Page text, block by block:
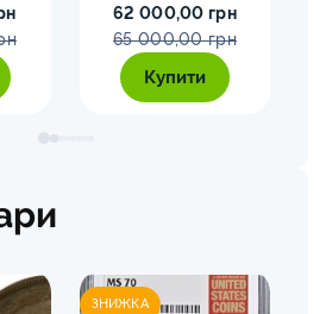
62 000,00 грн
65 000,00 грн
Купити
ЗНИЖКА